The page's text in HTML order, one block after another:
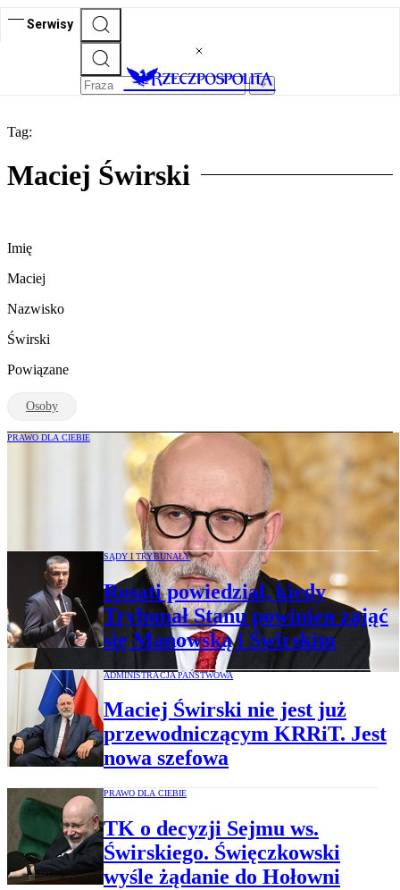
Serwisy
Tag:
Maciej Świrski
Imię
Maciej
Nazwisko
Świrski
Powiązane
Osoby
PRAWO DLA CIEBIE
Ruszyła sprawa Macieja Świrskiego w
Trybunale Stanu. Wiadomo, kto
rozpatrzy wniosek posłów
SĄDY I TRYBUNAŁY
Rosati powiedział, kiedy
Trybunał Stanu powinien zająć
się Manowską i Świrskim
ADMINISTRACJA PAŃSTWOWA
Maciej Świrski nie jest już
przewodniczącym KRRiT. Jest
nowa szefowa
PRAWO DLA CIEBIE
TK o decyzji Sejmu ws.
Świrskiego. Święczkowski
wyśle żądanie do Hołowni